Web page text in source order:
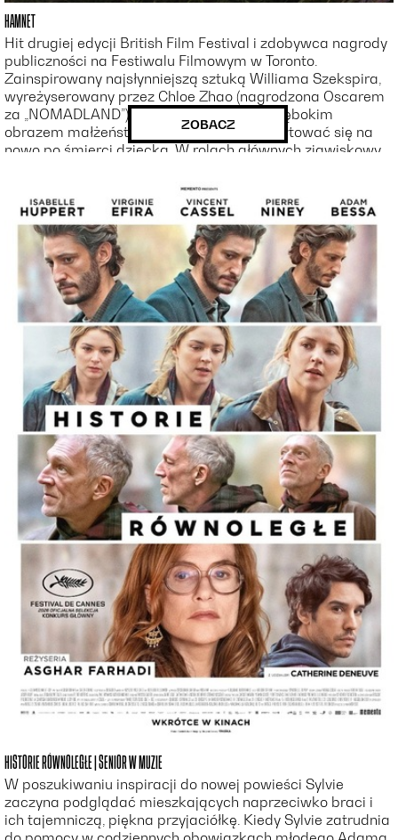
HAMNET
Hit drugiej edycji British Film Festival i zdobywca nagrody
publiczności na Festiwalu Filmowym w Toronto.
Zainspirowany najsłynniejszą sztuką Williama Szekspira,
wyreżyserowany przez Chloe Zhao (nagrodzona Oscarem
za „NOMADLAND”) film jest wrażliwym i głębokim
obrazem małżeństwa próbującego ukształtować się na
nowo po śmierci dziecka. W rolach głównych zjawiskowy
ZOBACZ
HISTORIE RÓWNOLEGŁE | SENIOR W MUZIE
W poszukiwaniu inspiracji do nowej powieści Sylvie
zaczyna podglądać mieszkających naprzeciwko braci i
ich tajemniczą, piękna przyjaciółkę. Kiedy Sylvie zatrudnia